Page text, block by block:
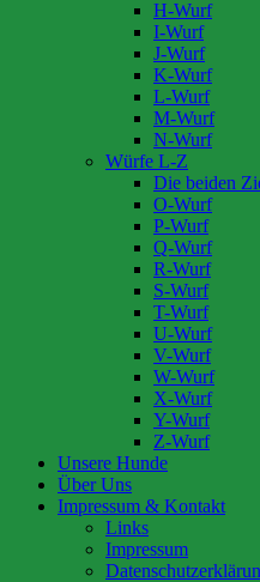
H-Wurf
I-Wurf
J-Wurf
K-Wurf
L-Wurf
M-Wurf
N-Wurf
Würfe L-Z
Die beiden
O-Wurf
P-Wurf
Q-Wurf
R-Wurf
S-Wurf
T-Wurf
U-Wurf
V-Wurf
W-Wurf
X-Wurf
Y-Wurf
Z-Wurf
Unsere Hunde
Über Uns
Impressum & Kontakt
Links
Impressum